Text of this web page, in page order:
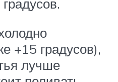
+15 градусов),
лучше